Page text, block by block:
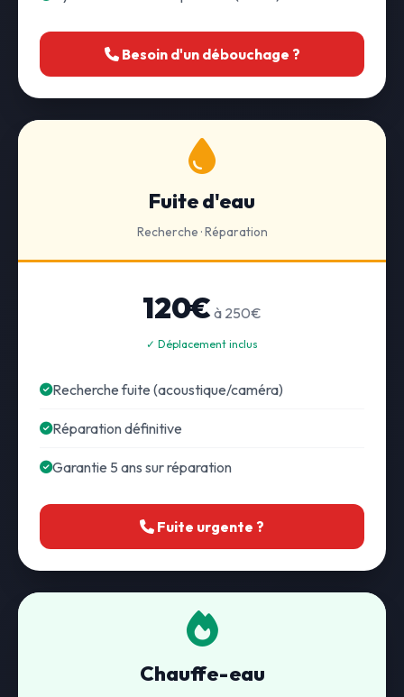
Besoin d'un débouchage ?
Fuite d'eau
Recherche · Réparation
120€ à 250€
✓ Déplacement inclus
Recherche fuite (acoustique/caméra)
Réparation définitive
Garantie 5 ans sur réparation
Fuite urgente ?
Chauffe-eau